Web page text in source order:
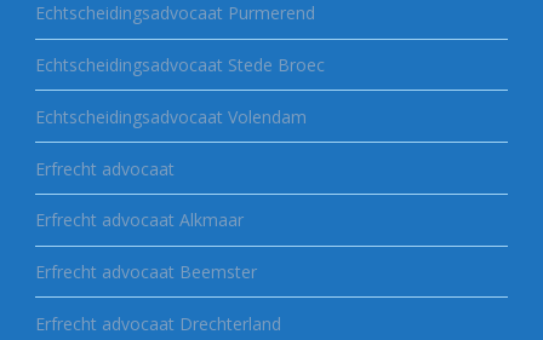
Echtscheidingsadvocaat Purmerend
Echtscheidingsadvocaat Stede Broec
Echtscheidingsadvocaat Volendam
Erfrecht advocaat
Erfrecht advocaat Alkmaar
Erfrecht advocaat Beemster
Erfrecht advocaat Drechterland